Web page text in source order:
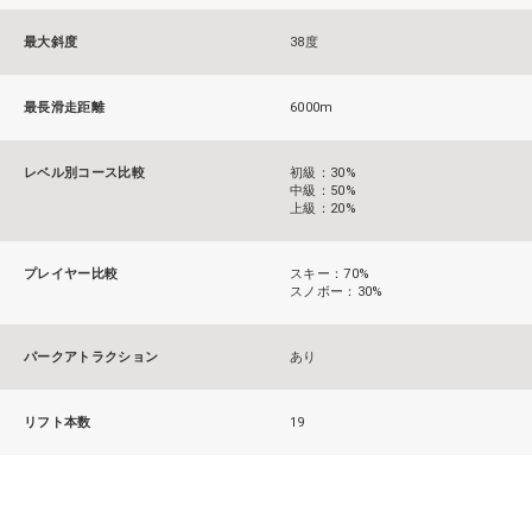
最大斜度 38度
最長滑走距離 6000m
レベル別コース比較
初級：30%
中級：50%
上級：20%
プレイヤー比較
スキー：70%
スノボー：30%
パークアトラクション あり
リフト本数 19